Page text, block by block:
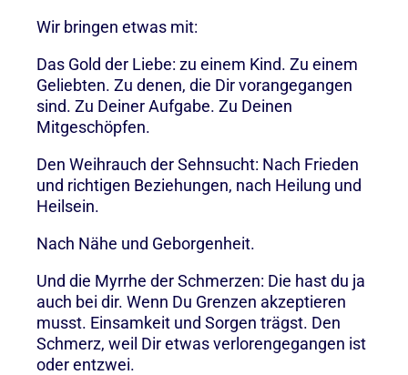
Wir bringen etwas mit:
Das Gold der Liebe: zu einem Kind. Zu einem
Geliebten. Zu denen, die Dir vorangegangen
sind. Zu Deiner Aufgabe. Zu Deinen
Mitgeschöpfen.
Den Weihrauch der Sehnsucht: Nach Frieden
und richtigen Beziehungen, nach Heilung und
Heilsein.
Nach Nähe und Geborgenheit.
Und die Myrrhe der Schmerzen: Die hast du ja
auch bei dir. Wenn Du Grenzen akzeptieren
musst. Einsamkeit und Sorgen trägst. Den
Schmerz, weil Dir etwas verlorengegangen ist
oder entzwei.